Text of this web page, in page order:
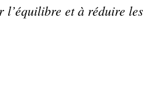
l’équilibre et à réduire